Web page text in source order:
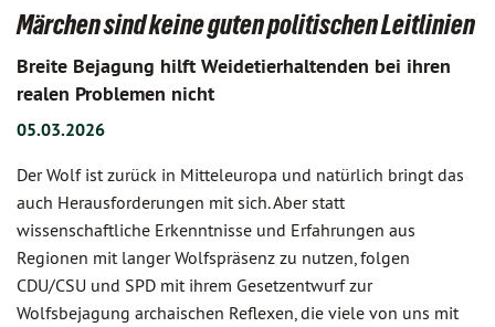
Märchen sind keine guten politischen Leitlinien
Breite Bejagung hilft Weidetierhaltenden bei ihren
realen Problemen nicht
05.03.2026
Der Wolf ist zurück in Mitteleuropa und natürlich bringt das
auch Herausforderungen mit sich. Aber statt
wissenschaftliche Erkenntnisse und Erfahrungen aus
Regionen mit langer Wolfspräsenz zu nutzen, folgen
CDU/CSU und SPD mit ihrem Gesetzentwurf zur
Wolfsbejagung archaischen Reflexen, die viele von uns mit